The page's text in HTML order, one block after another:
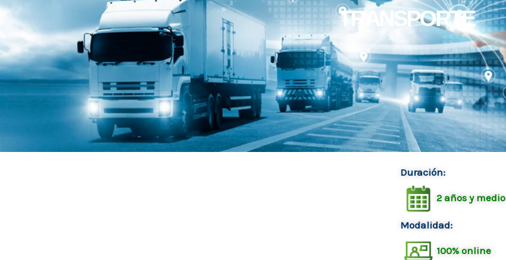
TRANSPORTE
Duración:
2 años y medio
Modalidad:
100% online